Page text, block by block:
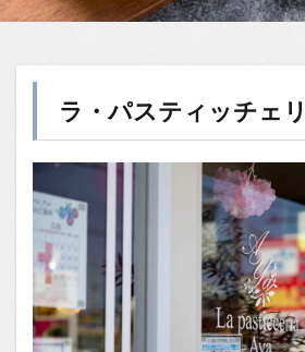
ラ・パスティッチェ